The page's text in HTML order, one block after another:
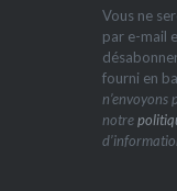
Vous ne
par e-mail
fourni en
n’envoyons
notre